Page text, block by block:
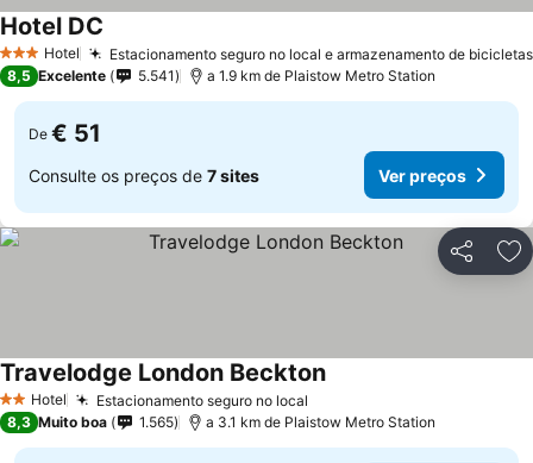
3 EstrelasHotel Estacionamento seguro no local e armazenamento de bicicletas
Hotel DC
8,5 Excelente 5.541 a 1.9 km de Plaistow Metro Station
De € 51
Consulte os preços de 7 sites Ver preços
Partilhar
2 Estrelas
Hotel Estacionamento seguro no local
Travelodge London BecktonVer preços
8,3 Muito boa 1.565 a 3.1 km de Plaistow Metro Station